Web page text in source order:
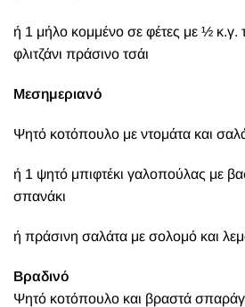
ή 1 μήλο κομμένο σε φέτες με ½ κ.γ.
φλιτζάνι πράσινο τσάι
Μεσημεριανό
Ψητό κοτόπουλο με ντομάτα και
ή 1 ψητό μπιφτέκι γαλοπούλας με
σπανάκι
ή πράσινη σαλάτα με σολομό και
Βραδινό
Ψητό κοτόπουλο και βραστά